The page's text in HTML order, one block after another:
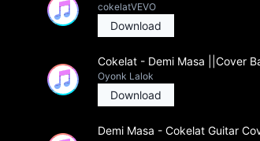
cokelatVEVO
Download
Cokelat - Demi Masa ||Cover
Oyonk Lalok
Download
Demi Masa - Cokelat Guitar